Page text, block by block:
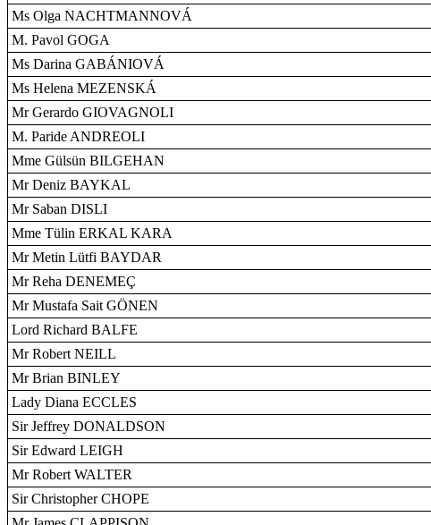
Ms Olga NACHTMANNOVÁ
M. Pavol GOGA
Ms Darina GABÁNIOVÁ
Ms Helena MEZENSKÁ
Mr Gerardo GIOVAGNOLI
M. Paride ANDREOLI
Mme Gülsün BILGEHAN
Mr Deniz BAYKAL
Mr Saban DISLI
Mme Tülin ERKAL KARA
Mr Metin Lütfi BAYDAR
Mr Reha DENEMEÇ
Mr Mustafa Sait GÖNEN
Lord Richard BALFE
Mr Robert NEILL
Mr Brian BINLEY
Lady Diana ECCLES
Sir Jeffrey DONALDSON
Sir Edward LEIGH
Mr Robert WALTER
Sir Christopher CHOPE